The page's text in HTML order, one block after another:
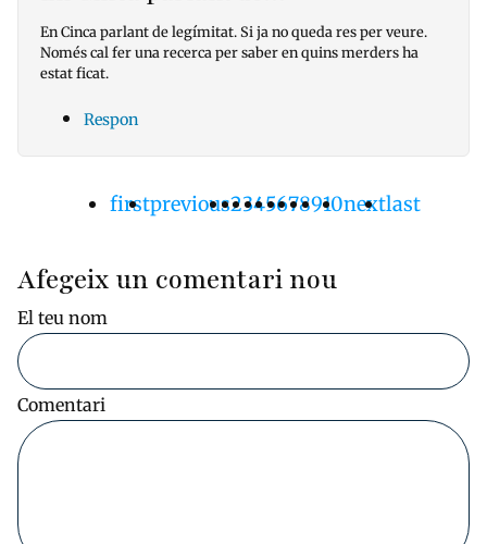
En Cinca parlant de legímitat. Si ja no queda res per veure.
Només cal fer una recerca per saber en quins merders ha
estat ficat.
Respon
PaginacióPrimera
firstPàgina
previousPàgina
2Pàgina
3Pàgina
4Pàgina
5Pàgina
6Pàgina
7Pàgina
8Pàgina
9Pàgina
10Pàgina
nextÚltima
last
Afegeix un comentari nou
El teu nom
Comentari